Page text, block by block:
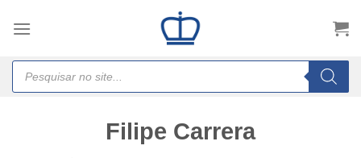
Products
search
Filipe Carrera